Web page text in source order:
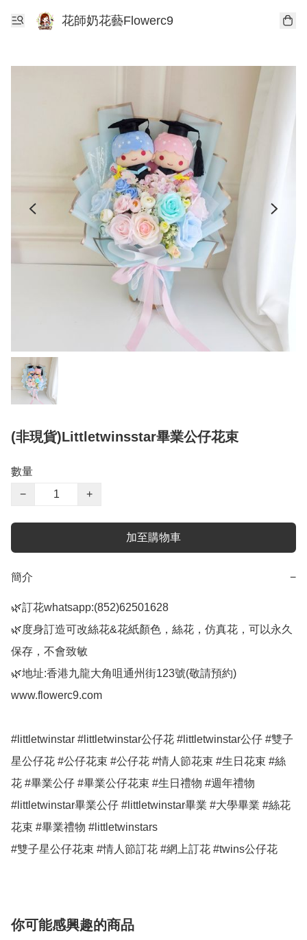
花師奶花藝Flowerc9
(非現貨)Littletwinsstar畢業公仔花束
數量
−
+
加至購物車
簡介 −
🌿訂花whatsapp:(852)62501628
🌿度身訂造可改絲花&花紙顏色，絲花，仿真花，可以永久
保存，不會致敏
🌿地址:香港九龍大角咀通州街123號(敬請預約)
www.flowerc9.com
#littletwinstar #littletwinstar公仔花 #littletwinstar公仔 #雙子
星公仔花 #公仔花束 #公仔花 #情人節花束 #生日花束 #絲
花 #畢業公仔 #畢業公仔花束 #生日禮物 #週年禮物
#littletwinstar畢業公仔 #littletwinstar畢業 #大學畢業 #絲花
花束 #畢業禮物 #littletwinstars
#雙子星公仔花束 #情人節訂花 #網上訂花 #twins公仔花
你可能感興趣的商品